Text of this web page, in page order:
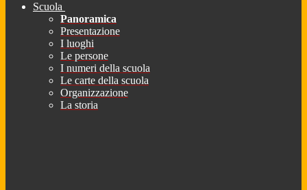
Scuola
Panoramica
Presentazione
I luoghi
Le persone
I numeri della scuola
Le carte della scuola
Organizzazione
La storia